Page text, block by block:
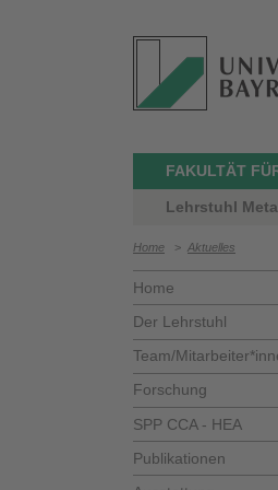
FAKULTÄT
Lehrstuhl
Home > Aktuelles
Home
Der Lehrstuhl
Team/
Forschung
SPP CCA - HEA
Publikationen